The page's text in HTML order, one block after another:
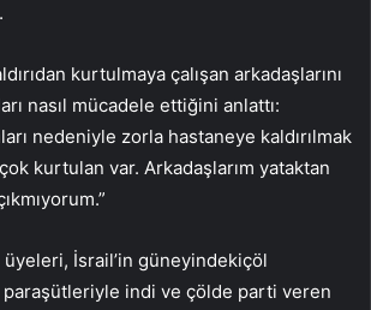
kurtulmaya çalışan arkadaşlarını
nasıl mücadele ettiğini anlattı:
nedeniyle zorla hastaneye kaldırılmak
kurtulan var. Arkadaşlarım yataktan
üyeleri, İsrail’in güneyindekiçöl
indi ve çölde parti veren